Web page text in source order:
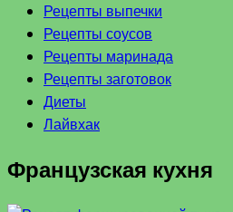
Рецепты выпечки
Рецепты соусов
Рецепты маринада
Рецепты заготовок
Диеты
Лайвхак
Французская кухня